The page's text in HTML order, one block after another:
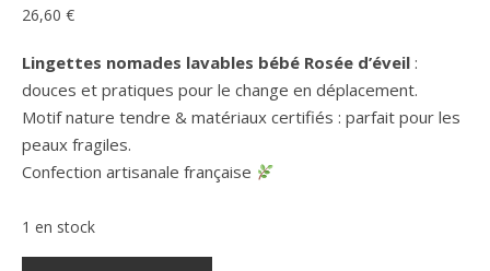
26,60 €
Lingettes nomades lavables bébé Rosée d’éveil :
douces et pratiques pour le change en déplacement.
Motif nature tendre & matériaux certifiés : parfait pour les
peaux fragiles.
Confection artisanale française
1 en stock